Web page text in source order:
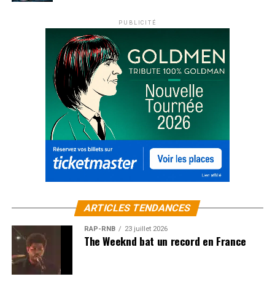
PUBLICITÉ
ARTICLES TENDANCES
RAP-RNB 23 juillet 2026
The Weeknd bat un record en France